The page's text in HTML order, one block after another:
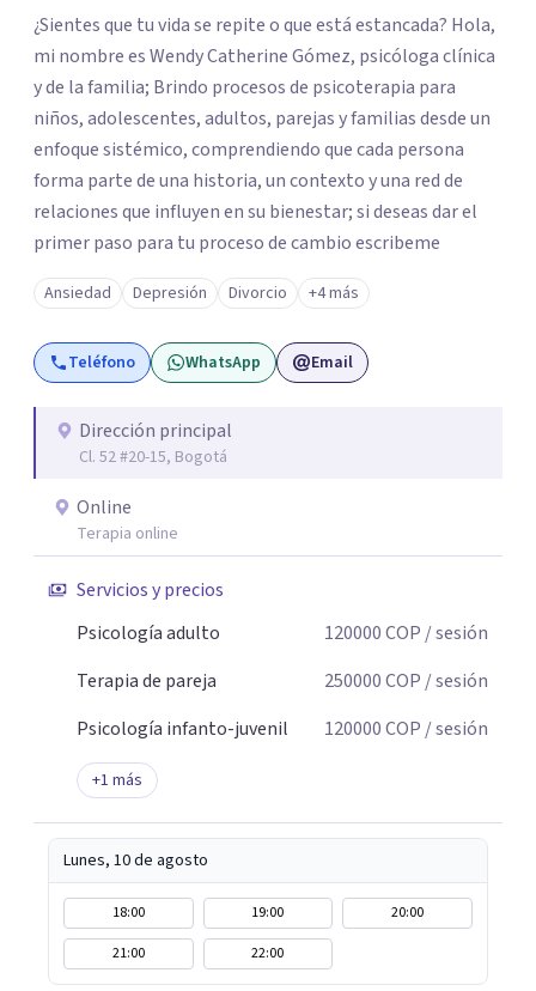
¿Sientes que tu vida se repite o que está estancada? Hola,
mi nombre es Wendy Catherine Gómez, psicóloga clínica
y de la familia; Brindo procesos de psicoterapia para
niños, adolescentes, adultos, parejas y familias desde un
enfoque sistémico, comprendiendo que cada persona
forma parte de una historia, un contexto y una red de
relaciones que influyen en su bienestar; si deseas dar el
primer paso para tu proceso de cambio escribeme
Ansiedad Depresión Divorcio +4 más
Teléfono WhatsApp Email
Dirección principal
Cl. 52 #20-15, Bogotá
Online
Terapia online
Servicios y precios
Psicología adulto
120000COP / sesión
Terapia de pareja
250000COP / sesión
Psicología infanto-juvenil
120000COP / sesión
+1 más
Lunes, 10 de agosto
18:00 19:00
20:00
21:00
22:00